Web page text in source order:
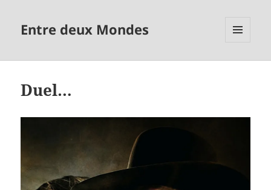
Entre deux Mondes
Duel…